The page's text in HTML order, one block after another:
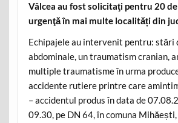
Vâlcea au fost solicitaţi pentru 20
urgenţă în mai multe localități din
Echipajele au intervenit pentru: stări
abdominale, un traumatism cranian,
multiple traumatisme în urma
accidente rutiere printre care
– accidentul produs în data de
09.30, pe DN 64, în comuna